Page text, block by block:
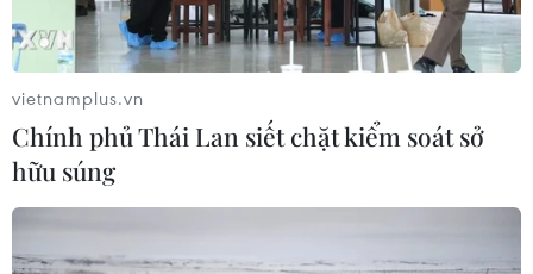
vietnamplus.vn
Chính phủ Thái Lan siết chặt kiểm soát sở
hữu súng